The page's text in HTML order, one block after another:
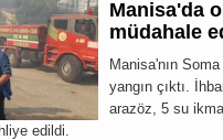
Manisa'da
müdahale
Manisa'nın
yangın çıktı.
arazöz, 5 su
edildi.